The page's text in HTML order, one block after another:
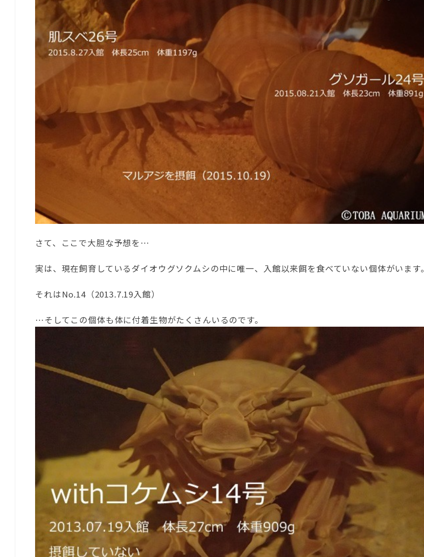
さて、ここで大胆な予想を…
実は、現在飼育しているダイオウグソクムシの中に唯一、入館以来餌を食べていない個体がいます。
それはNo.14（2013.7.19入館）
…そしてこの個体も体に付着生物がたくさんいるのです。